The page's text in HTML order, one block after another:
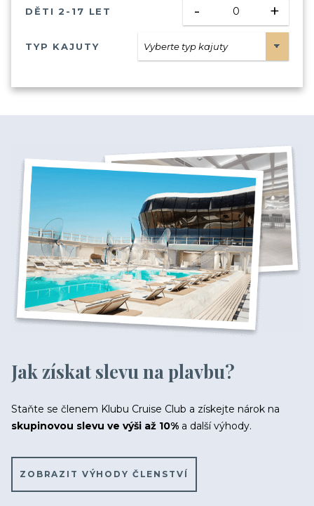
DĚTI 2-17 LET - +
TYP KAJUTY
VNITŘNÍ KAJUTA
Bella 27 800 Kč/ os.
(Vyprodáno)
Jak získat slevu na plavbu?
Staňte se členem Klubu Cruise Club a získejte nárok na
skupinovou slevu ve výši až 10% a další výhody.
ZOBRAZIT VÝHODY ČLENSTVÍ